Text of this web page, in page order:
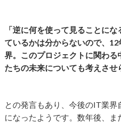
「逆に何を使って見ることに
ているかは分からないので、
界。このプロジェクトに関わ
たちの未来についても考えさせ
との発言もあり、今後のIT業
になったようです。数年後、